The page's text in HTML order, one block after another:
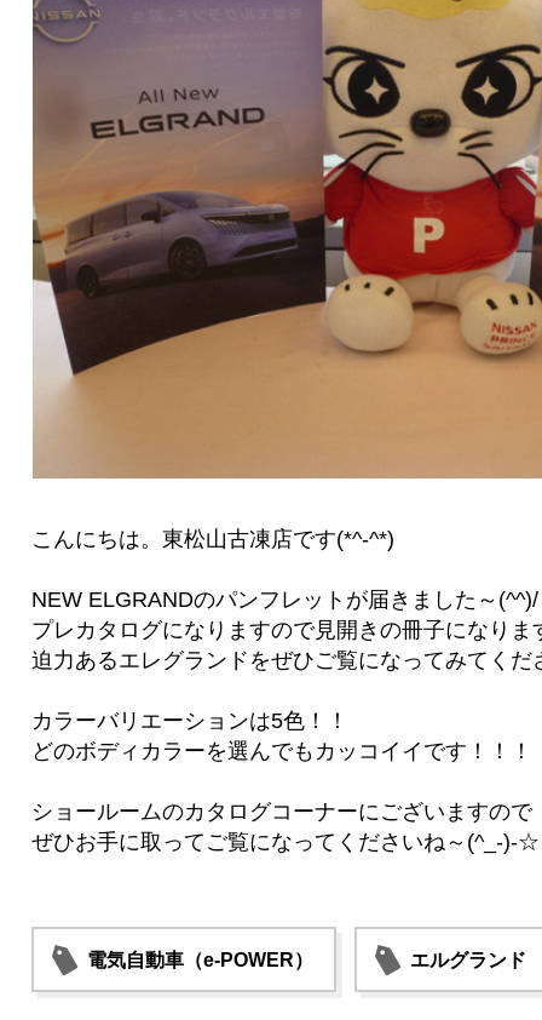
こんにちは。東松山古凍店です(*^-^*)
NEW ELGRANDのパンフレットが届きました～(^^)/
プレカタログになりますので見開きの冊子になりま
迫力あるエレグランドをぜひご覧になってみてくだ
カラーバリエーションは5色！！
どのボディカラーを選んでもカッコイイです！！！
ショールームのカタログコーナーにございますので
ぜひお手に取ってご覧になってくださいね～(^_-)-☆
電気自動車（e-POWER） エルグランド